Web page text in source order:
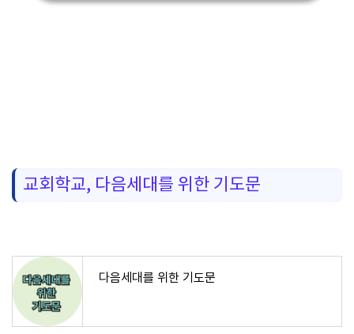
교회학교, 다음세대를 위한 기도문
다음세대를 위한 기도문